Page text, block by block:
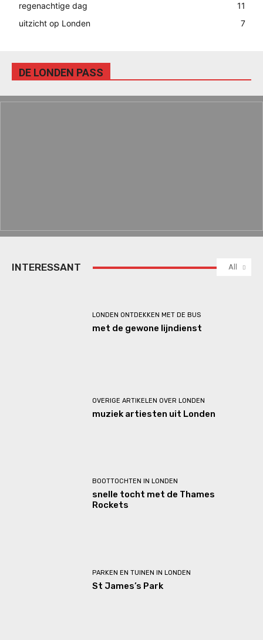
regenachtige dag
11
uitzicht op Londen
7
DE LONDEN PASS
INTERESSANT All
LONDEN ONTDEKKEN MET DE BUS
met de gewone lijndienst
OVERIGE ARTIKELEN OVER LONDEN
muziek artiesten uit Londen
BOOTTOCHTEN IN LONDEN
snelle tocht met de Thames
Rockets
PARKEN EN TUINEN IN LONDEN
St James’s Park